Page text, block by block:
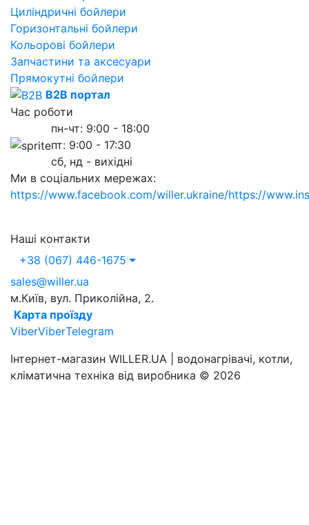
Циліндричні бойлери
Горизонтальні бойлери
Кольорові бойлери
Запчастини та аксесуари
Прямокутні бойлери
B2B портал
Час роботи
пн-чт: 9:00 - 18:00
пт: 9:00 - 17:30
сб, нд - вихідні
Ми в соціальних мережах:
https://www.facebook.com/willer.ukraine/https://
Наші контакти
+38 (067) 446-1675
sales@willer.ua
м.Київ, вул. Приколійна, 2.
Карта проїзду
ViberViberTelegram
Інтернет-магазин WILLER.UA | водонагрівачі, котли,
кліматична техніка від виробника © 2026